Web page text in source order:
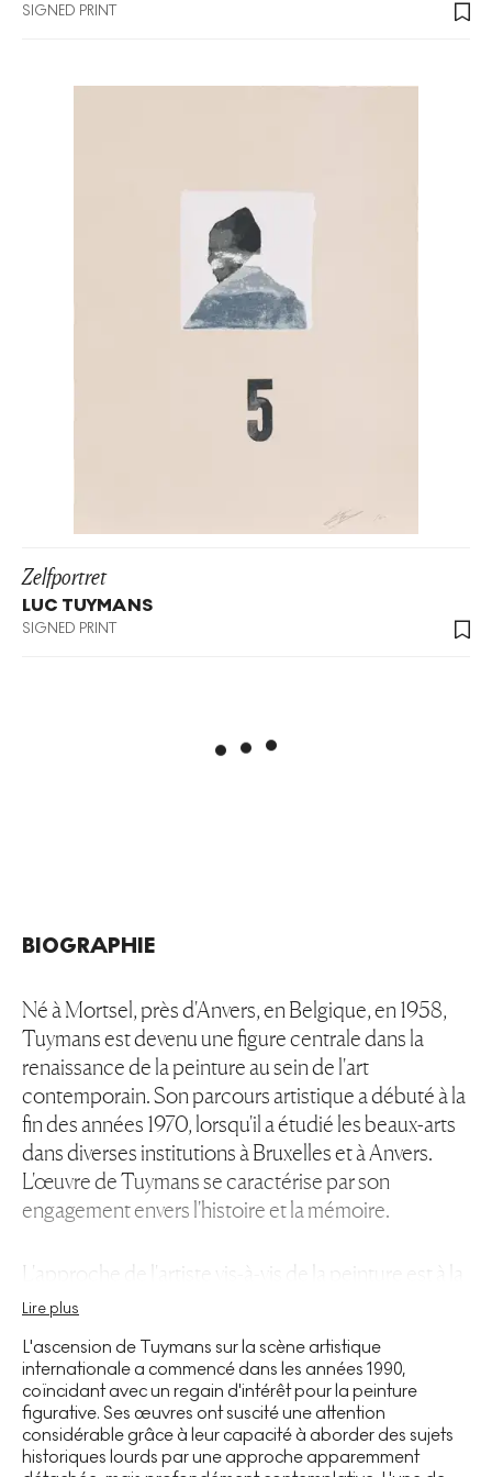
SIGNED PRINT
Zelfportret
LUC TUYMANS
SIGNED PRINT
BIOGRAPHIE
Né à Mortsel, près d'Anvers, en Belgique, en 1958,
Tuymans est devenu une figure centrale dans la
renaissance de la peinture au sein de l'art
contemporain. Son parcours artistique a débuté à la
fin des années 1970, lorsqu'il a étudié les beaux-arts
dans diverses institutions à Bruxelles et à Anvers.
L'œuvre de Tuymans se caractérise par son
engagement envers l'histoire et la mémoire.
L'approche de l'artiste vis-à-vis de la peinture est à la
fois conceptuelle et enracinée dans l'histoire du
d'imagerie existante, transformant des
photographies, des images tirées de films et d'autres
sources visuelles en tableaux qui sont à la fois
familiers et troublants. Sa palette de couleurs
Lire plus
L'ascension de Tuymans sur la scène artistique
internationale a commencé dans les années 1990,
coïncidant avec un regain d'intérêt pour la peinture
figurative. Ses œuvres ont suscité une attention
considérable grâce à leur capacité à aborder des sujets
historiques lourds par une approche apparemment